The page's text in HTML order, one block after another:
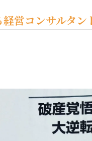
営コンサルタン